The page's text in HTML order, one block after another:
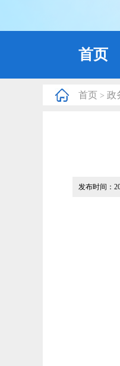
首页
首页 > 政
发布时间：